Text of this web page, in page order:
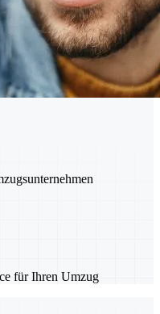
für Ihren Umzug